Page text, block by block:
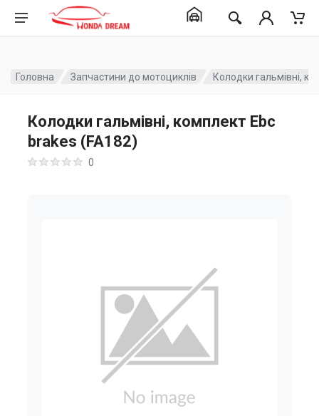
Головна Запчастини до мотоциклів Колодки гальмівні,
Колодки гальмівні, комплект Ebc
brakes (FA182)
0